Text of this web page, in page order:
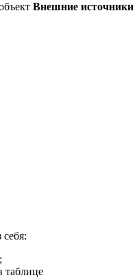
Внешние источники
таблице